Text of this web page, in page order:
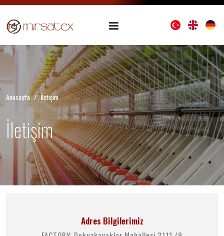
Anasayfa İletişim
İletişim
Adres Bilgilerimiz